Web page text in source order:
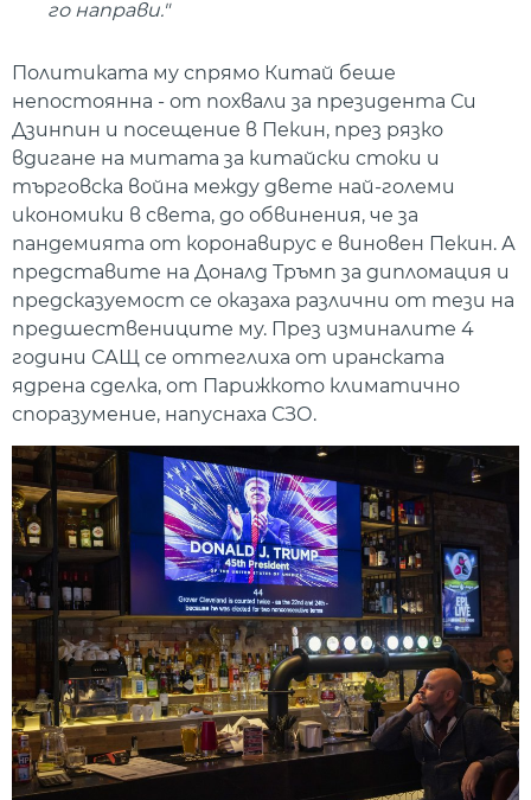
го направи."
Политиката му спрямо Китай беше
непостоянна - от похвали за президента Си
Дзинпин и посещение в Пекин, през рязко
вдигане на митата за китайски стоки и
търговска война между двете най-големи
икономики в света, до обвинения, че за
пандемията от коронавирус е виновен Пекин. А
представите на Доналд Тръмп за дипломация и
предсказуемост се оказаха различни от тези на
предшествениците му. През изминалите 4
години САЩ се оттеглиха от иранската
ядрена сделка, от Парижкото климатично
споразумение, напуснаха СЗО.